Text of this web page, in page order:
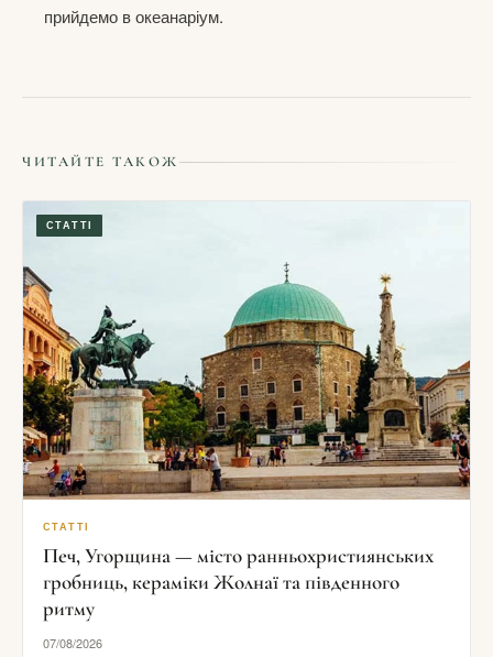
прийдемо в океанаріум.
ЧИТАЙТЕ ТАКОЖ
СТАТТІ
СТАТТІ
Печ, Угорщина — місто ранньохристиянських
гробниць, кераміки Жолнаї та південного
ритму
07/08/2026